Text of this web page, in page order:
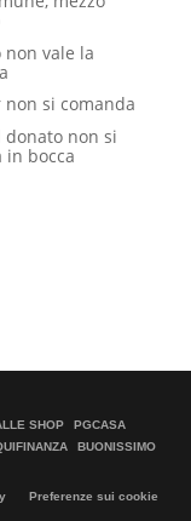
non vale la
non si comanda
donato non si
in bocca
SHOP
PGCASA
BUONISSIMO
Preferenze sui cookie